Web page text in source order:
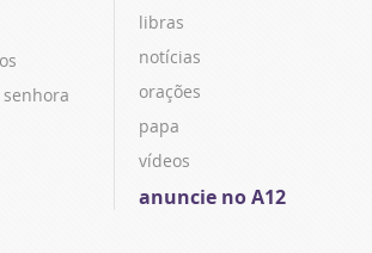
libras
notícias
orações
papa
vídeos
anuncie no A12